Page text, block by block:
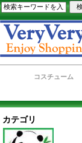
コスチューム
カテゴリ